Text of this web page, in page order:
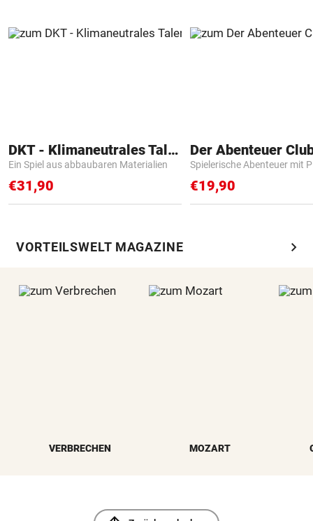
DKT - Klimaneutrales Talent
Ein Spiel aus abbaubaren Materialien
€31,90
Der Abenteuer
Spielerische Abenteuer mit
€19,90
VORTEILSWELT MAGAZINE chevron_right
VERBRECHEN MOZART